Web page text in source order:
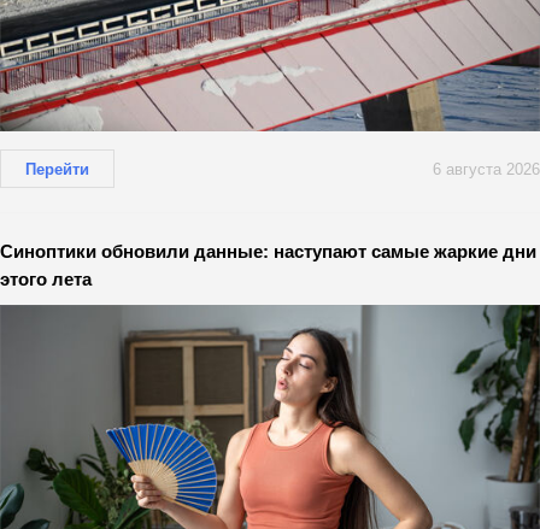
Перейти 6 августа 2026
Синоптики обновили данные: наступают самые жаркие дни
этого лета